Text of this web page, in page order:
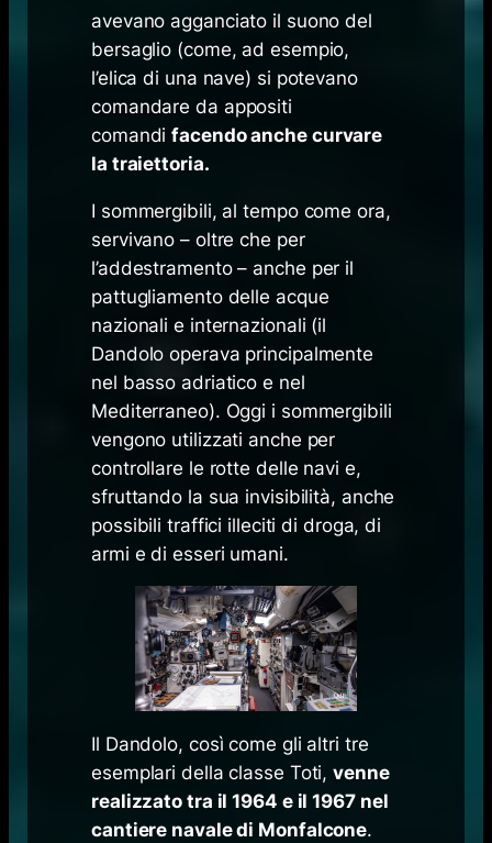
avevano agganciato il suono del
bersaglio (come, ad esempio,
l’elica di una nave) si potevano
comandare da appositi
comandifacendo anche curvare
la traiettoria.
I sommergibili, al tempo come ora,
servivano – oltre che per
l’addestramento – anche per il
pattugliamento delle acque
nazionali e internazionali (il
Dandolo operava principalmente
nel basso adriatico e nel
Mediterraneo). Oggi i sommergibili
vengono utilizzati anche per
controllare le rotte delle navi e,
sfruttando la sua invisibilità, anche
possibili traffici illeciti di droga, di
armi e di esseri umani.
Il Dandolo, così come gli altri tre
esemplari della classe Toti,venne
realizzato tra il 1964 e il 1967 nel
cantiere navale di Monfalcone.